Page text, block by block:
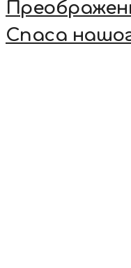
Спаса